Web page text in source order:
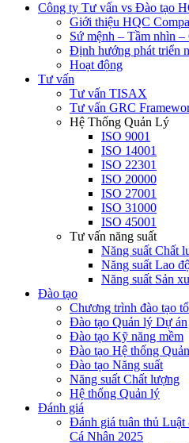
Công ty Tư vấn vs Đào tạo
Giới thiệu HQC
Sứ mệnh – Tầm nhìn –
Định hướng phát triển
Hoạt động
Tư vấn
Tư vấn TISAX
Tư vấn GRC
Hệ Thống Quản Lý
ISO 9001
ISO 14001
ISO 22301
ISO 20000
ISO 27001
ISO 31000
ISO 45001
Tư vấn năng suất
Năng suất Chất
Năng suất Lao
Năng suất Sản
Đào tạo
Chương trình đào tạo
Đào tạo Quản lý Dự án
Đào tạo Kỹ năng mềm
Đào tạo Hệ thống
Đào tạo Năng suất
Năng suất Chất lượng
Hệ thống Quản lý
Đánh giá
Đánh giá tuân thủ
Cá Nhân 2025